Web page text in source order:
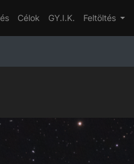
Célok GY.I.K. Feltöltés